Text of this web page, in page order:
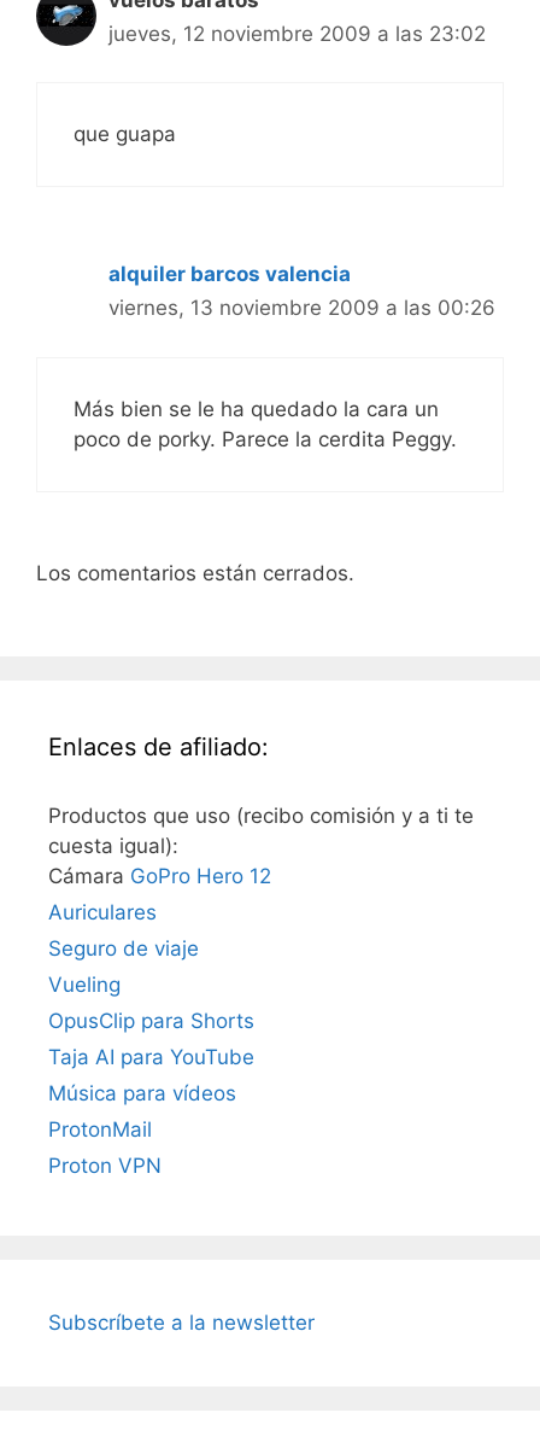
jueves, 12 noviembre 2009 a las 23:02
que guapa
alquiler barcos valencia
viernes, 13 noviembre 2009 a las 00:26
Más bien se le ha quedado la cara un
poco de porky. Parece la cerdita Peggy.
Los comentarios están cerrados.
Enlaces de afiliado:
Productos que uso (recibo comisión y a ti te
cuesta igual):
Cámara GoPro Hero 12
Auriculares
Seguro de viaje
Vueling
OpusClip para Shorts
Taja AI para YouTube
Música para vídeos
ProtonMail
Proton VPN
Subscríbete a la newsletter